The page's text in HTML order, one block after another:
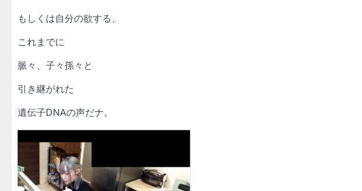
もしくは自分の欲する、
これまでに
脈々、子々孫々と
引き継がれた
遺伝子DNAの声だナ。